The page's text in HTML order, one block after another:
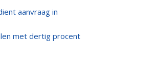
aanvraag in
met dertig procent